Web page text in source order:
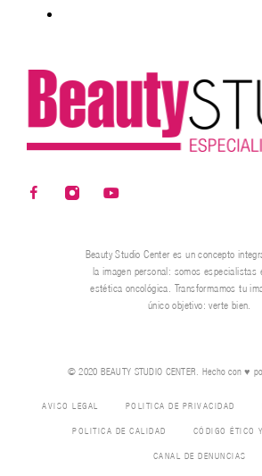
Beauty Studio Center es un concepto
la imagen personal: somos especialistas
estética oncológica. Transformamos tu
único objetivo: verte bien.
© 2020 BEAUTY STUDIO CENTER. Hecho con ♥
AVISO LEGAL POLÍTICA DE PRIVACIDAD
POLITICA DE CALIDAD CÓDIGO ÉTICO
CANAL DE DENUNCIAS